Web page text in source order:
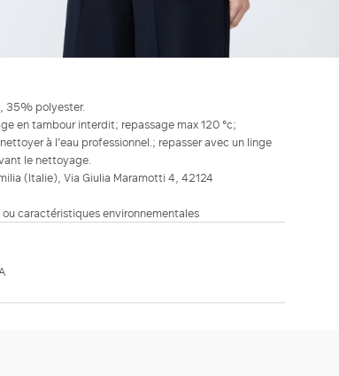
35% polyester.
en tambour interdit; repassage max 120 °c;
à l'eau professionnel.; repasser avec un linge
le nettoyage.
(Italie), Via Giulia Maramotti 4, 42124
caractéristiques environnementales